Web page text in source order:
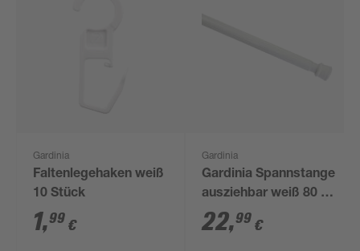
Gardinia
Faltenlegehaken weiß
10 Stück
1,99 €
Gardinia
Gardinia Spannstange
ausziehbar weiß 80 -
130 cm
22,99 €